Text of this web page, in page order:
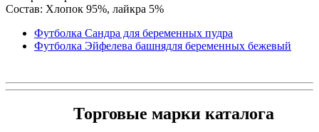
Состав: Хлопок 95%, лайкра 5%
Футболка Сандра для беременных пудра
Футболка Эйфелева башнядля беременных бежевый
Торговые марки каталога